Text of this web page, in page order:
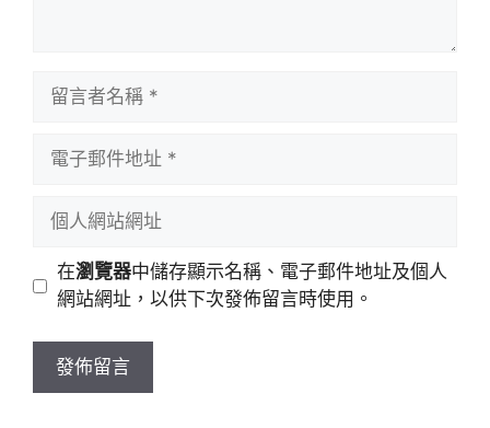
址
站
址
在瀏覽器中儲存顯示名稱、電子郵件地址及個人
網站網址，以供下次發佈留言時使用。